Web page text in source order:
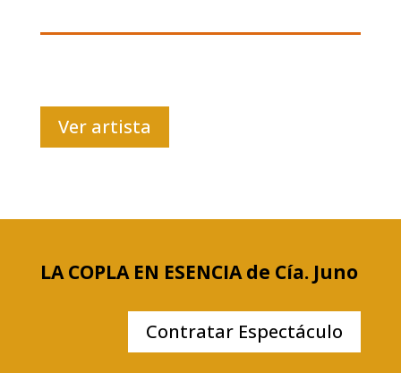
Ver artista
LA COPLA EN ESENCIA de Cía. Juno
Contratar Espectáculo